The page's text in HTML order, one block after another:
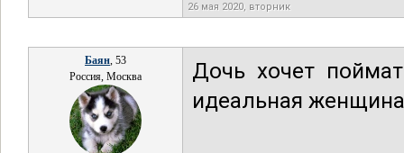
26 мая 2020, вторник
Баян, 53
Россия, Москва
Дочь хочет
идеальная